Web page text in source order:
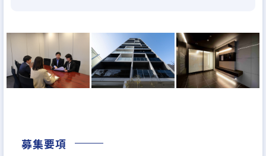
彩な社会活動を通じて地域社会とのつながりも大切
にしています。
社員には常に お客様第一の姿勢とチャレンジ精神を
信頼関係を築き、未来の暮らしや資産形成をお手伝
募集要項